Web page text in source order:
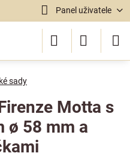
Panel uživatele
sady
Motta s
ø 58 mm a